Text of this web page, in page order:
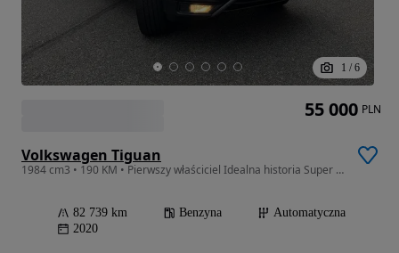
1 / 6
Volkswagen Tiguan
1984 cm3 • 190 KM • Pierwszy właściciel Idealna historia Super stan !
82 739 km Benzyna
Automatyczna
2020
55 000 PLN